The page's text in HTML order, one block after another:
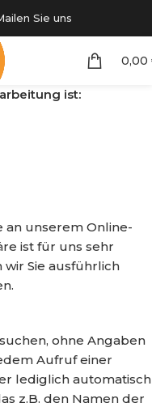
Sie uns
0,00
ist:
unserem Online-
ist für uns sehr
Sie ausführlich
ohne Angaben
Aufruf einer
lediglich automatisch
z.B. den Namen der